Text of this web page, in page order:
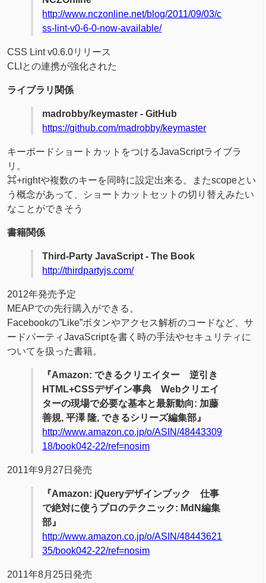
http://www.nczonline.net/blog/2011/09/03/c
ss-lint-v0-6-0-now-available/
CSS Lint v0.6.0リリース
CLIとの連携が強化された
ライブラリ関係
madrobby/keymaster - GitHub
https://github.com/madrobby/keymaster
キーボードショートカットをつけるJavaScriptライブラ
リ。
⌘+rightや複数のキーを同時に設定出来る。またscopeとい
う概念があって、ショートカットセットの切り替えみたい
なことができそう
書籍関係
Third-Party JavaScript - The Book
http://thirdpartyjs.com/
2012年発売予定
MEAPでの先行購入ができる。
Facebookの”Like”ボタンやアクセス解析のコードなど、サ
ードパーティJavaScriptを書く時の手法やセキュリティに
ついてを扱った書籍。
『Amazon: できるクリエイター 逆引き
HTML+CSSデザイン事典 Webクリエイ
ターの現場で必要な基本と最新動向: 加藤
善規, 平澤 隆, できるシリーズ編集部』
http://www.amazon.co.jp/o/ASIN/48443309
18/book042-22/ref=nosim
2011年9月27日発売
『Amazon: jQueryデザインブック 仕事
で絶対に使うプロのテクニック: MdN編集
部』
http://www.amazon.co.jp/o/ASIN/48443621
35/book042-22/ref=nosim
2011年8月25日発売